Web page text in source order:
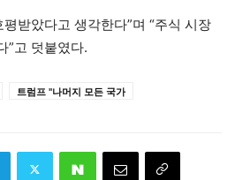
받았다고 생각한다”며 “주식 시장
”고 덧붙였다.
트럼프 "나머지 모든 국가